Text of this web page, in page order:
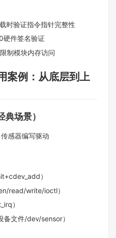
时验证指令指针完整性
硬件签名验证
制模块内存访问
案例：从底层到上
典场景）​
感器编写驱动​
）​
read/write/ioctl）​
）​
备文件/dev/sensor）​